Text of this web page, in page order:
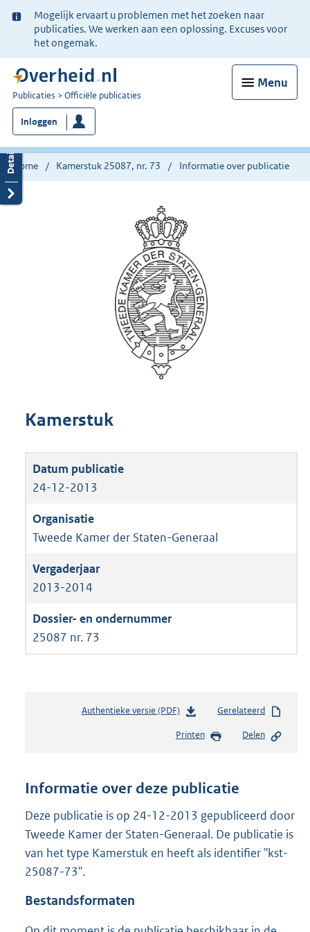
Ter
informatie:
Mogelijk ervaart u problemen met het zoeken naar
publicaties. We werken aan een oplossing. Excuses voor
het ongemak.
Menu
U
bent
nu
hier:
Publicaties Officiële publicaties
Inloggen
Home Kamerstuk 25087, nr. 73 Informatie over publicatie
Kamerstuk
24-12-2013
Tweede Kamer der Staten-Generaal
2013-2014
25087 nr. 73
Authentieke versie (PDF)b
s
n
s
r
o
:
Gerelateerd
Printen Delen
Informatie over deze publicatie
Deze publicatie is op 24-12-2013 gepubliceerd door
Tweede Kamer der Staten-Generaal. De publicatie is
van het type Kamerstuk en heeft als identifier "kst-
25087-73".
Bestandsformaten